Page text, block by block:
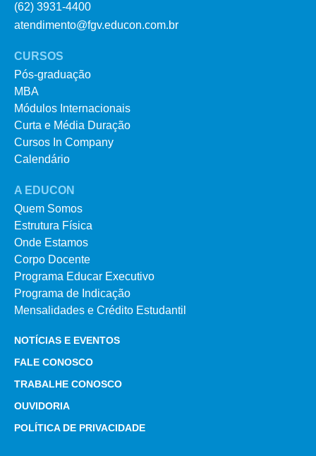
(62) 3931-4400
atendimento@fgv.educon.com.br
CURSOS
Pós-graduação
MBA
Módulos Internacionais
Curta e Média Duração
Cursos In Company
Calendário
A EDUCON
Quem Somos
Estrutura Física
Onde Estamos
Corpo Docente
Programa Educar Executivo
Programa de Indicação
Mensalidades e Crédito Estudantil
NOTÍCIAS E EVENTOS
FALE CONOSCO
TRABALHE CONOSCO
OUVIDORIA
POLÍTICA DE PRIVACIDADE